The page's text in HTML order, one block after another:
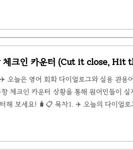
관용어 요약🖼️ 오늘의 다이얼로그 — 박물관
니다..
크인 카운터 (Cut it close, Hit
오늘은 영어 회화 다이얼로그와 실용 관용
체크인 카운터 상황을 통해 원어민들이
해 보세요! 🧳📋 목차1. ✈️ 오늘의 다이얼
📝 핵심 표현 & 관용어 요약✈️ 오늘의 다